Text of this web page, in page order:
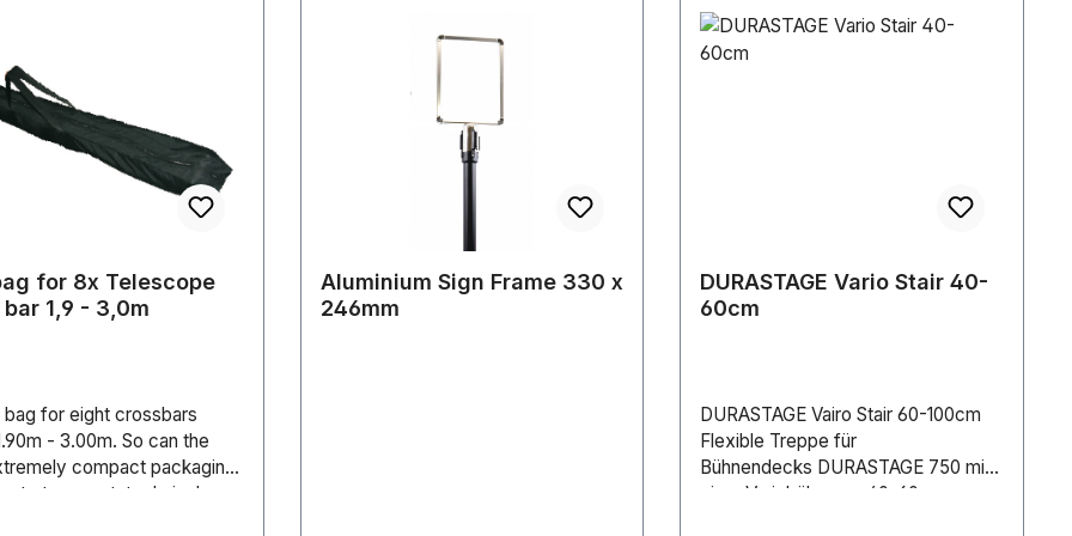
for 8x Telescope
cross bar 1,9 - 3,0m
bag for eight crossbars
- 3.00m. So can the
compact packaging
to transport. technical
Aluminium Sign Frame 330 x
246mm
DURASTAGE Vario Stair 40-
60cm
DURASTAGE Vairo Stair 60-100cm
Flexible Treppe für
Bühnendecks DURASTAGE 750 mit
einer Variohöhe von 40-60cm.